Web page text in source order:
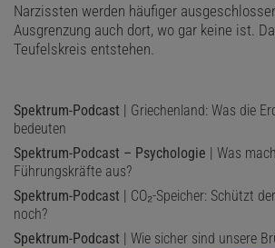
Narzissten werden häufiger
Ausgrenzung auch dort, wo gar keine ist.
Teufelskreis entstehen.
Spektrum-Podcast | Griechenland: Was die
bedeuten
Spektrum-Podcast – Psychologie | Was
Führungskräfte aus?
Spektrum-Podcast | CO₂-Speicher: Schützt
noch?
Spektrum-Podcast | Wie sicher sind unsere